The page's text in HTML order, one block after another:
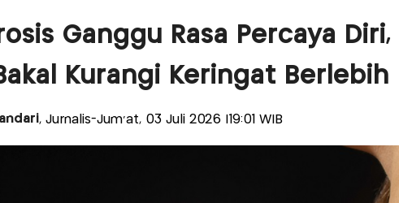
Ganggu Rasa Percaya Diri,
Kurangi Keringat Berlebih
, Jurnalis-Jum'at, 03 Juli 2026 |19:01 WIB